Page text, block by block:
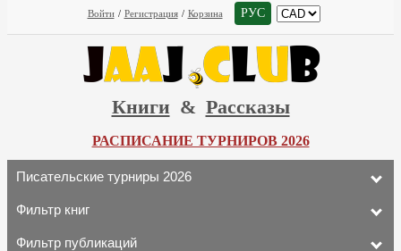
Войти / Регистрация / Корзина РУС
Книги & Рассказы
РАСПИСАНИЕ ТУРНИРОВ 2026
Писательские турниры 2026
Фильтр книг
Фильтр публикаций